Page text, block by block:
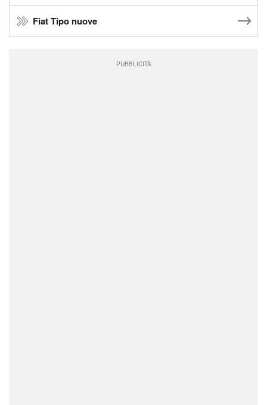
Fiat Tipo nuove
PUBBLICITÀ